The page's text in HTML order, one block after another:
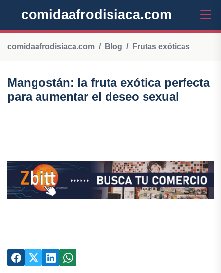
comidaafrodisiaca.com
comidaafrodisiaca.com Blog Frutas exóticas
Mangostán: la fruta exótica perfecta
para aumentar el deseo sexual